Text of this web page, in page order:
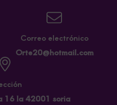
Correo electrónico
Orte20@hotmail.com
16 la 42001 soria